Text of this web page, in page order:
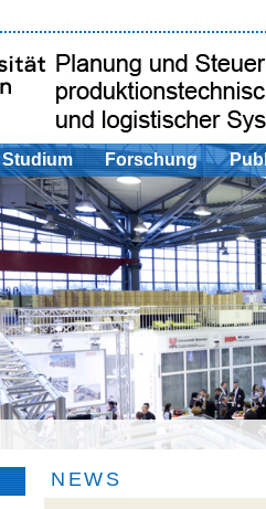
Studium Forschung
NEWS